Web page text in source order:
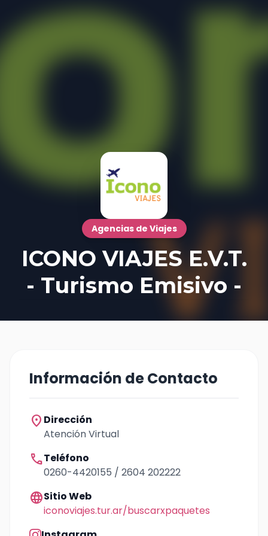
Agencias de Viajes
ICONO VIAJES E.V.T.
- Turismo Emisivo -
Información de Contacto
location_on Dirección
Atención Virtual
callTeléfono
0260-4420155 / 2604 202222
languageSitio Web
iconoviajes.tur.ar/buscarxpaquetes